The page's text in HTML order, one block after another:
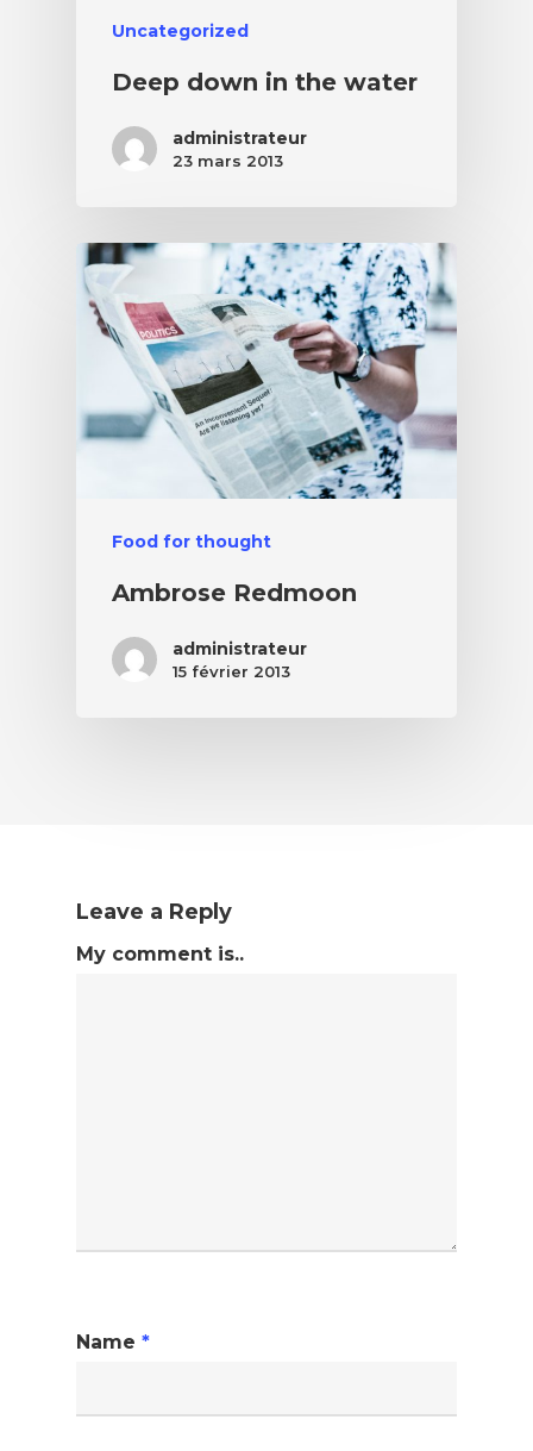
Uncategorized
Deep down in the water
administrateur
23 mars 2013
Food for thought
Ambrose Redmoon
administrateur
15 février 2013
Leave a Reply
My comment is..
Name *